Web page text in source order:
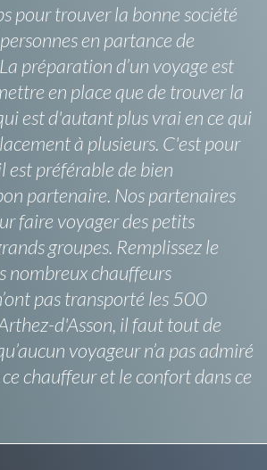
pour trouver la bonne société
en partance de
préparation d’un voyage est
en place que de trouver la
est d'autant plus vrai en ce qui
à plusieurs. C'est pour
est préférable de bien
partenaire. Nos partenaires
faire voyager des petits
groupes. Remplissez le
nombreux chauffeurs
pas transporté les 500
d'Asson, il faut tout de
voyageur n’a pas admiré
chauffeur et le confort dans ce